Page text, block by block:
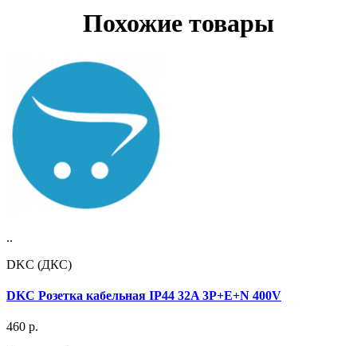
Похожие товары
..
DKC (ДКС)
DKC Розетка кабельная IP44 32A 3P+E+N 400V
460 р.